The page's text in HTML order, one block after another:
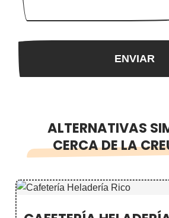
ALTERNATIVAS
CERCA DE LA